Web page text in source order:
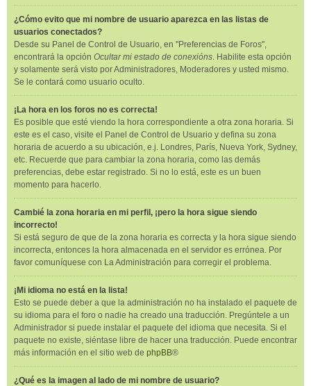
¿Cómo evito que mi nombre de usuario aparezca en las listas de
usuarios conectados?
Desde su Panel de Control de Usuario, en "Preferencias de Foros",
encontrará la opción Ocultar mi estado de conexións. Habilite esta opción
y solamente será visto por Administradores, Moderadores y usted mismo.
Se le contará como usuario oculto.
¡La hora en los foros no es correcta!
Es posible que esté viendo la hora correspondiente a otra zona horaria. Si
este es el caso, visite el Panel de Control de Usuario y defina su zona
horaria de acuerdo a su ubicación, e.j. Londres, París, Nueva York, Sydney,
etc. Recuerde que para cambiar la zona horaria, como las demás
preferencias, debe estar registrado. Si no lo está, este es un buen
momento para hacerlo.
Cambié la zona horaria en mi perfil, ¡pero la hora sigue siendo
incorrecto!
Si está seguro de que de la zona horaria es correcta y la hora sigue siendo
incorrecta, entonces la hora almacenada en el servidor es errónea. Por
favor comuníquese con La Administración para corregir el problema.
¡Mi idioma no está en la lista!
Esto se puede deber a que la administración no ha instalado el paquete de
su idioma para el foro o nadie ha creado una traducción. Pregúntele a un
Administrador si puede instalar el paquete del idioma que necesita. Si el
paquete no existe, siéntase libre de hacer una traducción. Puede encontrar
más información en el sitio web de phpBB®
¿Qué es la imagen al lado de mi nombre de usuario?